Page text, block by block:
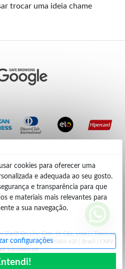
cookies para oferecer uma
e adequada ao seu gosto.
e transparência para que
e materiais mais relevantes para
a sua navegação.
configurações
trocar uma ideia chame
On Line Com. de Calç. Ltda.) | Travessa
Parana - PR | CEP: 85601-620 | Brasil | CNPJ:
0001-09